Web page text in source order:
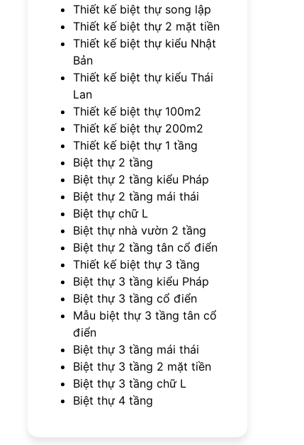
Thiết kế biệt thự song lập
Thiết kế biệt thự 2 mặt tiền
Thiết kế biệt thự kiểu Nhật
Bản
Thiết kế biệt thự kiểu Thái
Lan
Thiết kế biệt thự 100m2
Thiết kế biệt thự 200m2
Thiết kế biệt thự 1 tầng
Biệt thự 2 tầng
Biệt thự 2 tầng kiểu Pháp
Biệt thự 2 tầng mái thái
Biệt thự chữ L
Biệt thự nhà vườn 2 tầng
Biệt thự 2 tầng tân cổ điển
Thiết kế biệt thự 3 tầng
Biệt thự 3 tầng kiểu Pháp
Biệt thự 3 tầng cổ điển
Mẫu biệt thự 3 tầng tân cổ
điển
Biệt thự 3 tầng mái thái
Biệt thự 3 tầng 2 mặt tiền
Biệt thự 3 tầng chữ L
Biệt thự 4 tầng